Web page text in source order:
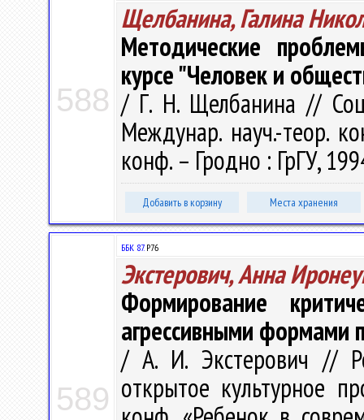
588
Щелбанина, Галина
Методические
курсе "Человек и
/ Г. Н. Щелбанина //
Междунар. науч.-теор.
конф. – Гродно : ГрГУ,
Добавить в корзину Места хранения
589
ББК 87.Р76
Экстерович, Анна
Формирование
агрессивными формами
/ А. И. Экстерович //
открытое культурное